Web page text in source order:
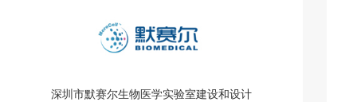
深圳市默赛尔生物医学实验室建设和设计